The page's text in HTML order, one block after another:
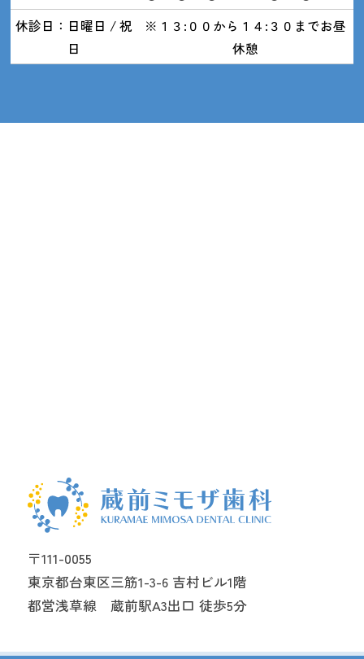
休診日：日曜日 / 祝
日
※１３:００から１４:３０までお昼
休憩
〒111-0055
東京都台東区三筋1-3-6 吉村ビル1階
都営浅草線 蔵前駅A3出口 徒歩5分